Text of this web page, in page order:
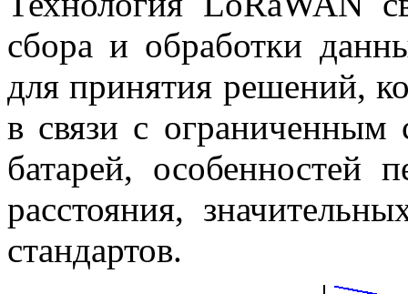
сбора и обработки
для принятия решений,
в связи с ограниченным
батарей, особенностей
расстояния,
стандартов.